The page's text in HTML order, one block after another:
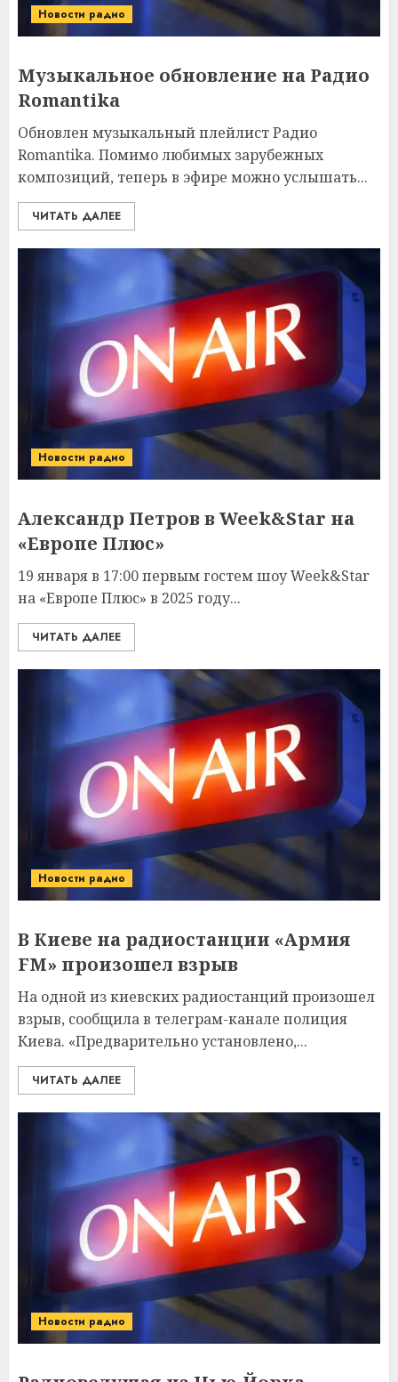
Новости радио
Музыкальное обновление на Радио
Romantika
Обновлен музыкальный плейлист Радио
Romantika. Помимо любимых зарубежных
композиций, теперь в эфире можно услышать...
ЧИТАТЬ ДАЛЕЕ
Новости радио
Александр Петров в Week&Star на
«Европе Плюс»
19 января в 17:00 первым гостем шоу Week&Star
на «Европе Плюс» в 2025 году...
ЧИТАТЬ ДАЛЕЕ
Новости радио
В Киеве на радиостанции «Армия
FM» произошел взрыв
На одной из киевских радиостанций произошел
взрыв, сообщила в телеграм-канале полиция
Киева. «Предварительно установлено,...
ЧИТАТЬ ДАЛЕЕ
Новости радио